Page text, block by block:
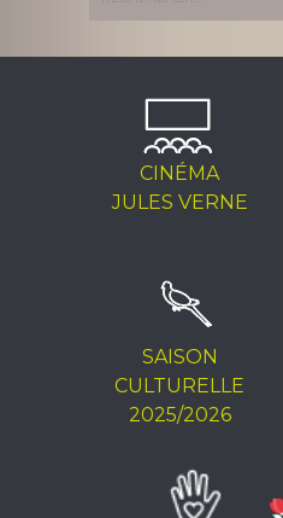
CINÉMA
JULES VERNE
SAISON
CULTURELLE
2025/2026